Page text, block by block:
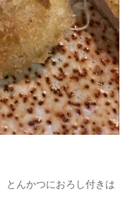
とんかつにおろし付きは